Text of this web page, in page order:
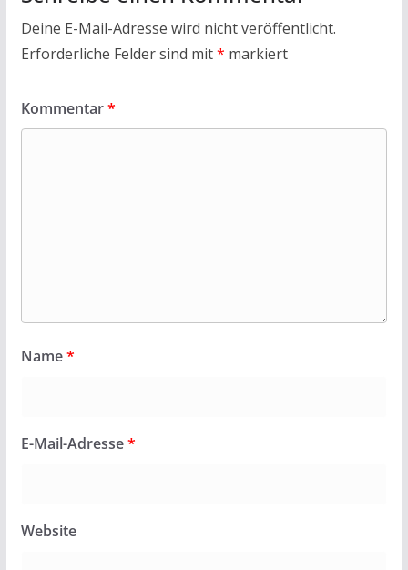
Deine E-Mail-Adresse wird nicht veröffentlicht.
Erforderliche Felder sind mit* markiert
Kommentar*
Name*
E-Mail-Adresse*
Website